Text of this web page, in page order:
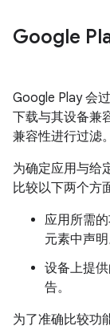
Google
Google Play 会
下载与其设备兼
兼容性进行过滤。
为确定应用与给
比较以下两个方
应用所需
元素中声明
设备上提
告。
为了准确比较功